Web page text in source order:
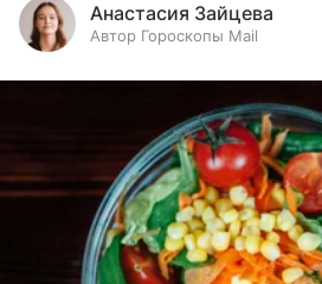
Анастасия Зайцева
Автор Гороскопы Mail